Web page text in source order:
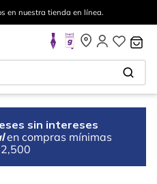
en nuestra tienda en línea.
sin intereses
en compras mínimas